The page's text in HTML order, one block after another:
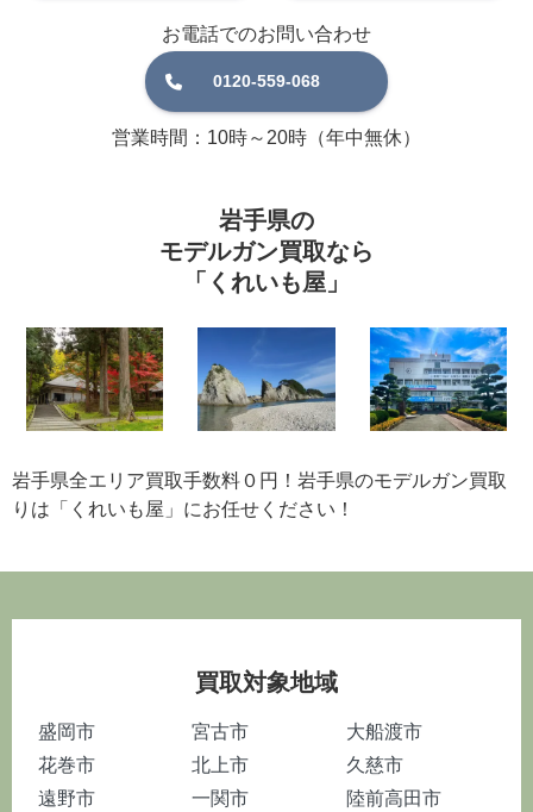
お電話でのお問い合わせ
0120-559-068
営業時間：10時～20時（年中無休）
岩手県の
モデルガン買取なら
「くれいも屋」
岩手県全エリア買取手数料０円！岩手県のモデルガン買取
りは「くれいも屋」にお任せください！
買取対象地域
盛岡市 宮古市
大船渡市
花巻市
北上市
久慈市
遠野市
一関市
陸前高田市